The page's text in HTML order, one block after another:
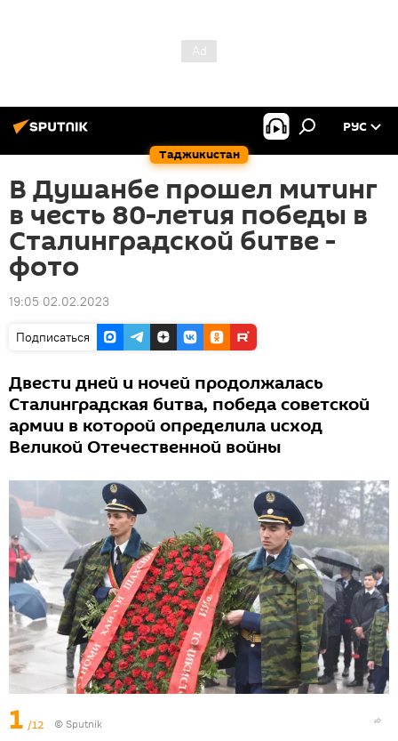
Таджикистан
РУС
В Душанбе прошел митинг
в честь 80-летия победы в
Сталинградской битве -
фото
19:05 02.02.2023
Подписаться
Двести дней и ночей продолжалась
Сталинградская битва, победа советской
армии в которой определила исход
Великой Отечественной войны
1 /12 © Sputnik